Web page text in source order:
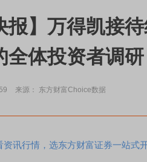
报】万得凯接
全体投资者调研
来源： 东方财富Choice数据
资讯行情，选东方财富证券一站式